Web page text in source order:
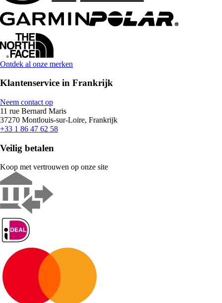
Ontdek al onze merken
Klantenservice in Frankrijk
Neem contact op
11 rue Bernard Maris
37270 Montlouis-sur-Loire, Frankrijk
+33 1 86 47 62 58
Veilig betalen
Koop met vertrouwen op onze site